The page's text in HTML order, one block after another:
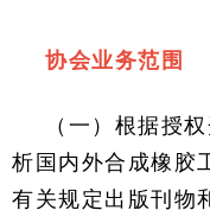
协会业务范围
（一）根据授
析国内外合成橡胶
有关规定出版刊物